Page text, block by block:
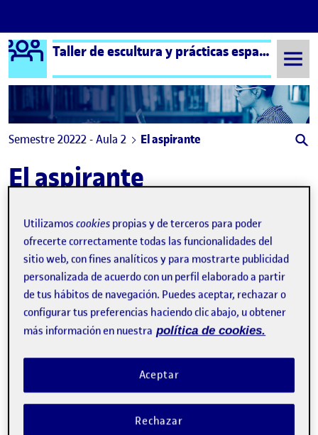
Saltar al contenido
Logo Ágora Taller de escultura y prácticas espaciales aula 2
Semestre 20222 - Aula 2 El aspirante
El aspirante
PEC 1. Selección del objeto.
Publicado por
Óscar Gil López
Fecha de publicación
-1 comentario
Utilizamoscookies propias y de terceros para poder
ofrecerte correctamente todas las funcionalidades del
sitio web, con fines analíticos y para mostrarte publicidad
personalizada de acuerdo con un perfil elaborado a partir
de tus hábitos de navegación. Puedes aceptar, rechazar o
configurar tus preferencias haciendo clic abajo, u obtener
más información en nuestra política de cookies.
Rechazar
Aceptar